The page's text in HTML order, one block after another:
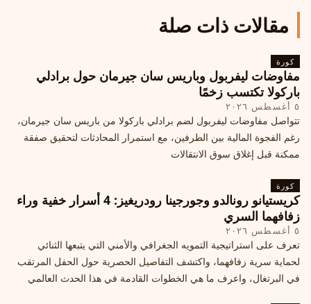
مقالات ذات صلة
كورة
مفاوضات ليفربول وباريس سان جيرمان حول برادلي
باركولا تكتسب زخمًا
٥ أغسطس ٢٠٢٦
تتواصل مفاوضات ليفربول لضم برادلي باركولا من باريس سان جيرمان،
رغم الفجوة المالية بين الطرفين، مع استمرار المحادثات لتحقيق صفقة
ممكنة قبل إغلاق سوق الانتقالات
كورة
كريستيانو رونالدو وجورجينا رودريغيز: 4 أسرار خفية وراء
زفافهما السري
٥ أغسطس ٢٠٢٦
تعرف على استراتيجية التمويه الجغرافي والأمني التي يتبعها الثنائي
لحماية سرية زفافهما، واكتشف التفاصيل الحصرية حول الحفل المرتقب
في البرتغال، واعرف ما هي الخطوات القادمة في هذا الحدث العالمي